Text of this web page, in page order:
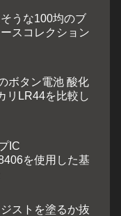
うな100均のブ
スコレクション
ボタン電池 酸化
リLR44を比較し
IC
を使用した基
ストを塗るか抜